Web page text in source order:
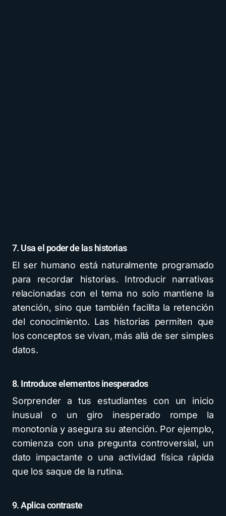
7. Usa el poder de las historias
El ser humano está naturalmente programado
para recordar historias. Introducir narrativas
relacionadas con el tema no solo mantiene la
atención, sino que también facilita la retención
del conocimiento. Las historias permiten que
los conceptos se vivan, más allá de ser simples
datos.
8. Introduce elementos inesperados
Sorprender a tus estudiantes con un inicio
inusual o un giro inesperado rompe la
monotonía y asegura su atención. Por ejemplo,
comienza con una pregunta controversial, un
dato impactante o una actividad física rápida
que los saque de la rutina.
9. Aplica contraste